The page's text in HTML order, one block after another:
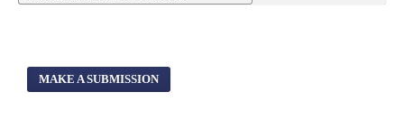
MAKE A SUBMISSION